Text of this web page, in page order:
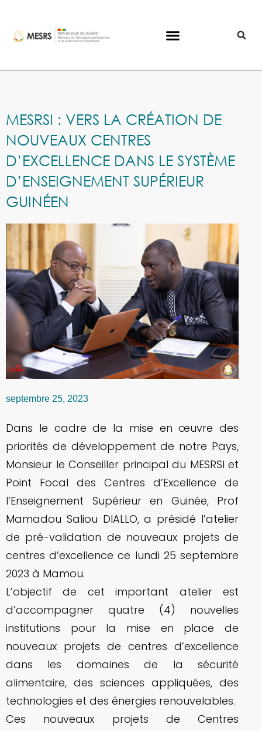
MESRSI : VERS LA CRÉATION DE
NOUVEAUX CENTRES
D’EXCELLENCE DANS LE SYSTÈME
D’ENSEIGNEMENT SUPÉRIEUR
GUINÉEN
septembre 25, 2023
Dans le cadre de la mise en œuvre des
priorités de développement de notre Pays,
Monsieur le Conseiller principal du MESRSI et
Point Focal des Centres d’Excellence de
l’Enseignement Supérieur en Guinée, Prof
Mamadou Saliou DIALLO, a présidé l’atelier
de pré-validation de nouveaux projets de
centres d’excellence ce lundi 25 septembre
2023 à Mamou.
L’objectif de cet important atelier est
d’accompagner quatre (4) nouvelles
institutions pour la mise en place de
nouveaux projets de centres d’excellence
dans les domaines de la sécurité
alimentaire, des sciences appliquées, des
technologies et des énergies renouvelables.
Ces nouveaux projets de Centres